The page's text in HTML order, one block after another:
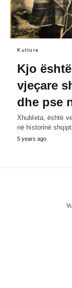
Kultura
Kjo
vjeçare
dhe pse
Xhubleta, është
në hίstorίnë
5 years ago